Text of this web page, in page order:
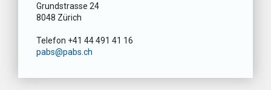
Grundstrasse 24
8048 Zürich
Telefon +41 44 491 41 16
pabs@pabs.ch